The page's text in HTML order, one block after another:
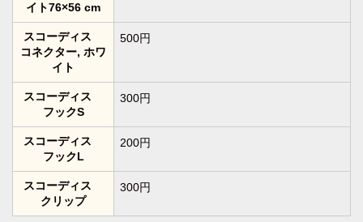
イト76×56 cm
スコーディス
コネクター, ホワ
イト
500円
スコーディス
フックS
300円
スコーディス
フックL
200円
スコーディス
クリップ
300円